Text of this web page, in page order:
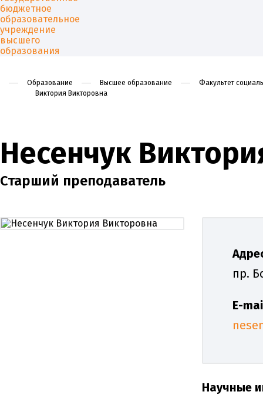
Образование Высшее образование
Факультет
Виктория Викторовна
Несенчук
Старший преподаватель
пр.
E-
Научные